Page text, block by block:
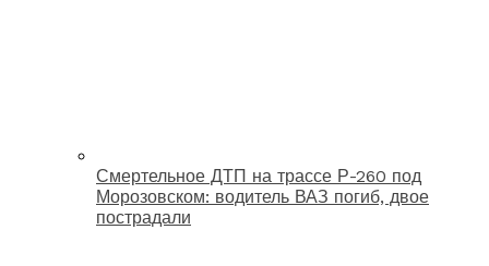
Смертельное ДТП на трассе Р-260 под
Морозовском: водитель ВАЗ погиб, двое
пострадали